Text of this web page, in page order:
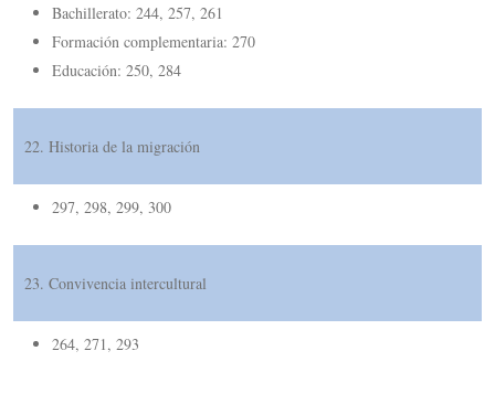
Bachillerato: 244, 257, 261
Formación complementaria: 270
Educación: 250, 284
22. Historia de la migración
297, 298, 299, 300
23. Convivencia intercultural
264, 271, 293